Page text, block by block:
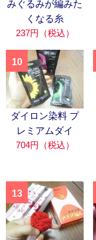
みぐるみが編みた
くなる糸
237円（税込）
10
ダイロン染料 プ
レミアムダイ
704円（税込）
13